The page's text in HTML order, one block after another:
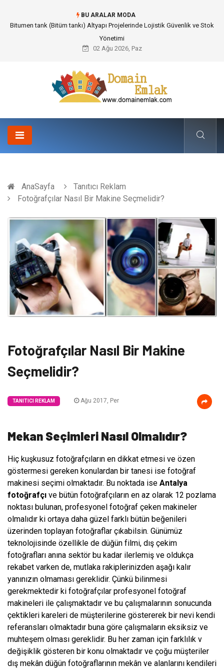
BU ARALAR MODA
Güvenilir Chip Satışı: Kesintisiz Poker Deneyimi İçin Profesyonel Destek
02 Ağu 2026, Paz
AnaSayfa
Tanıtıcı Reklam
Fotoğrafçılar Nasıl Bir Makine Seçmelidir?
Fotoğrafçılar Nasıl Bir Makine
Seçmelidir?
TANITICI REKLAM Ağu 2017, Per
Mekan Seçimleri Nasıl Olmalıdır?
Hiç kuşkusuz fotoğrafçıların en dikkat etmesi ve özen
göstermesi gereken konulardan bir tanesi ise fotoğraf
makinesi seçimi olmaktadır. Bu noktada ise Antalya
fotoğrafçı ve bütün fotoğrafçıların en az olarak 12 pozlama
noktası bulunan, profesyonel fotoğraf çeken makineler
olmalıdır ki ortaya daha güzel farklı bütün beğenileri
üzerinden toplayan fotoğraflar çıkabilsin. Günümüz
teknolojisinde özellikle de düğün filmi, dış çekim
fotoğrafları anına sektör bu kadar ilerlemiş ve oldukça
rekabet varken de, mutlaka rakiplerinizden aşağı kalır
yanınızın olmaması gereklidir. Çünkü bilinmesi
gerekmektedir ki fotoğrafçılar profesyonel fotoğraf
makineleri ile çalışmaktadır ve bu çalışmalarının sonucunda
çektikleri kareleri de müşterilerine göstererek bir nevi kendi
referansları olmaktadır buna göre çalışmaların eksiksiz ve
muhteşem olması gereklidir. Bu her zaman için farklılık v
değişiklik gösteren bir konu olmaktadır ve çoğu müşteriler
dış mekân düğün fotoğraflarının mekân ve alanlarını kendileri